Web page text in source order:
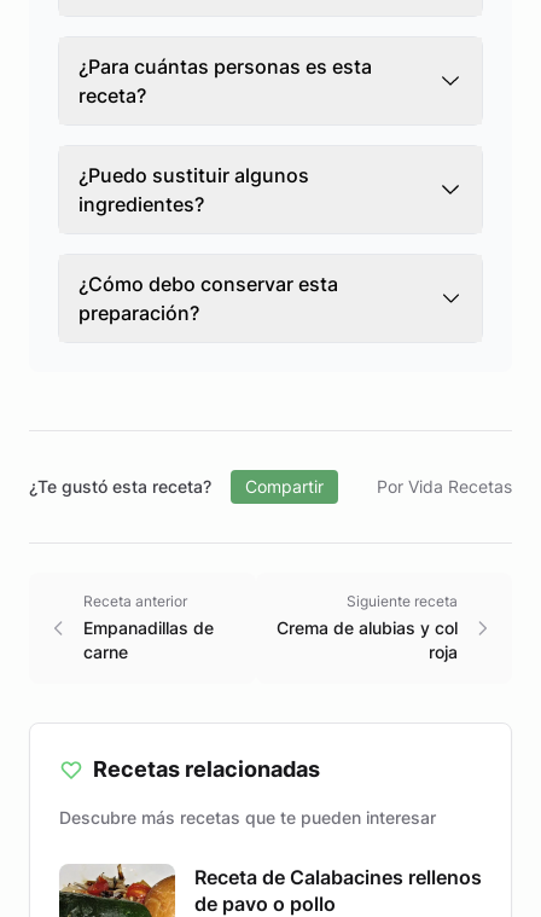
¿Para cuántas personas es esta
receta?
¿Puedo sustituir algunos
ingredientes?
¿Cómo debo conservar esta
preparación?
¿Te gustó esta receta? Compartir Por Vida Recetas
Receta anterior
Empanadillas de
carne
Siguiente receta
Crema de alubias y col
roja
Recetas relacionadas
Descubre más recetas que te pueden interesar
Receta de Calabacines rellenos
de pavo o pollo